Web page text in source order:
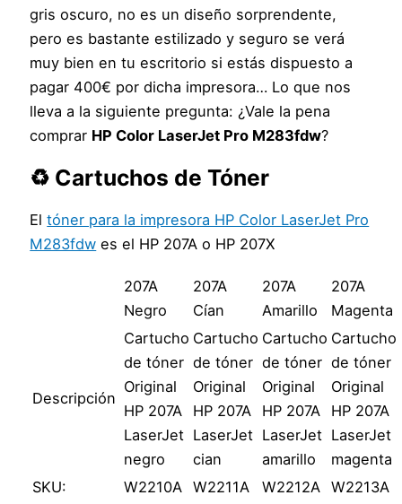
gris oscuro, no es un diseño sorprendente,
pero es bastante estilizado y seguro se verá
muy bien en tu escritorio si estás dispuesto a
pagar 400€ por dicha impresora… Lo que nos
lleva a la siguiente pregunta: ¿Vale la pena
comprar HP Color LaserJet Pro M283fdw?
♻️ Cartuchos de Tóner
Eltóner para la impresora HP Color LaserJet Pro
M283fdw es el HP 207A o HP 207X
207A
Negro
207A
Cían
207A
Amarillo
207A
Magenta
Descripción
Cartucho
de tóner
Original
HP 207A
LaserJet
negro
Cartucho
de tóner
Original
HP 207A
LaserJet
cian
Cartucho
de tóner
Original
HP 207A
LaserJet
amarillo
Cartucho
de tóner
Original
HP 207A
LaserJet
magenta
SKU:
W2210A W2211A W2212A
W2213A